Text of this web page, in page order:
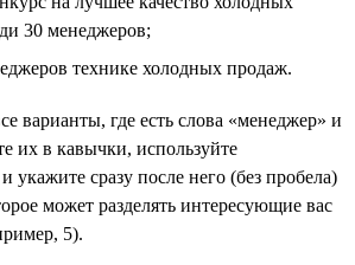
30 менеджеров;
технике холодных продаж.
варианты, где есть слова «менеджер» и
их в кавычки, используйте
укажите сразу после него (без пробела)
может разделять интересующие вас
5).